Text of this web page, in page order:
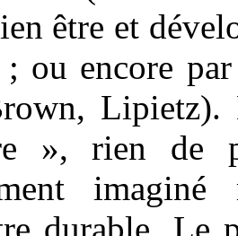
être et
ou encore
Lipietz).
», rien de
durable. Le